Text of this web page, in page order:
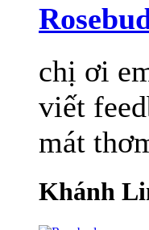
chị ơi
viết
mát
Khánh